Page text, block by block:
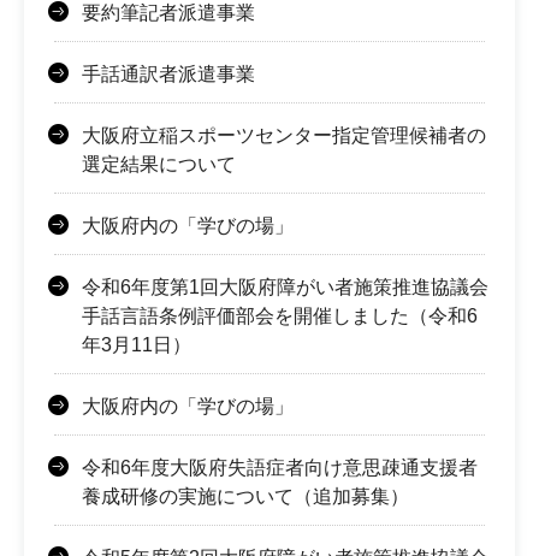
要約筆記者派遣事業
手話通訳者派遣事業
大阪府立稲スポーツセンター指定管理候補者の
選定結果について
大阪府内の「学びの場」
令和6年度第1回大阪府障がい者施策推進協議会
手話言語条例評価部会を開催しました（令和6
年3月11日）
大阪府内の「学びの場」
令和6年度大阪府失語症者向け意思疎通支援者
養成研修の実施について（追加募集）